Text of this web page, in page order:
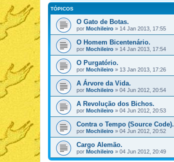
TÓPICOS
O Gato de Botas.
por Mochileiro » 14 Jan 2013, 17:55
O Homem Bicentenário.
por Mochileiro » 14 Jan 2013, 17:54
O Purgatório.
por Mochileiro » 13 Jan 2013, 17:26
A Árvore da Vida.
por Mochileiro » 04 Jun 2012, 20:54
A Revolução dos Bichos.
por Mochileiro » 04 Jun 2012, 20:53
Contra o Tempo (Source Code).
por Mochileiro » 04 Jun 2012, 20:52
Cargo Alemão.
por Mochileiro » 04 Jun 2012, 20:49